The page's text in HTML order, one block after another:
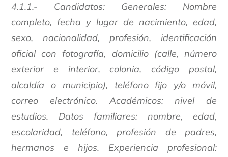
4.1.1.- Candidatos: Generales: Nombre
completo, fecha y lugar de nacimiento, edad,
sexo, nacionalidad, profesión, identificación
oficial con fotografía, domicilio (calle, número
exterior e interior, colonia, código postal,
alcaldía o municipio), teléfono fijo y/o móvil,
correo electrónico. Académicos: nivel de
estudios. Datos familiares: nombre, edad,
escolaridad, teléfono, profesión de padres,
hermanos e hijos. Experiencia profesional: